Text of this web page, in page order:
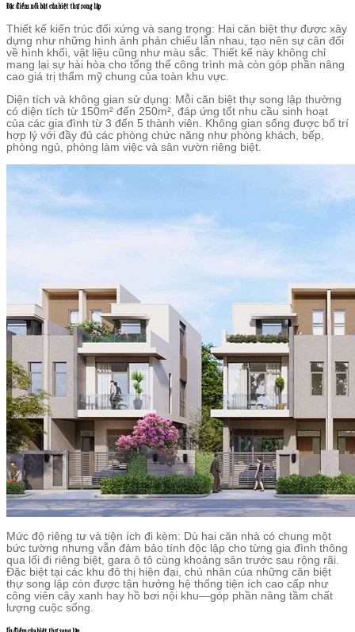
Đặc điểm nổi bật của biệt thự song lập
Thiết kế kiến trúc đối xứng và sang trọng: Hai căn biệt thự được xây
dựng như những hình ảnh phản chiếu lẫn nhau, tạo nên sự cân đối
về hình khối, vật liệu cũng như màu sắc. Thiết kế này không chỉ
mang lại sự hài hòa cho tổng thể công trình mà còn góp phần nâng
cao giá trị thẩm mỹ chung của toàn khu vực.
Diện tích và không gian sử dụng: Mỗi căn biệt thự song lập thường
có diện tích từ 150m² đến 250m², đáp ứng tốt nhu cầu sinh hoạt
của các gia đình từ 3 đến 5 thành viên. Không gian sống được bố trí
hợp lý với đầy đủ các phòng chức năng như phòng khách, bếp,
phòng ngủ, phòng làm việc và sân vườn riêng biệt.
Mức độ riêng tư và tiện ích đi kèm: Dù hai căn nhà có chung một
bức tường nhưng vẫn đảm bảo tính độc lập cho từng gia đình thông
qua lối đi riêng biệt, gara ô tô cùng khoảng sân trước sau rộng rãi.
Đặc biệt tại các khu đô thị hiện đại, chủ nhân của những căn biệt
thự song lập còn được tận hưởng hệ thống tiện ích cao cấp như
công viên cây xanh hay hồ bơi nội khu—góp phần nâng tầm chất
lượng cuộc sống.